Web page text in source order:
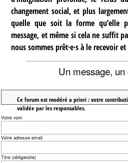
changement social, et plus
quelle que soit la forme qu’elle
message, et même si cela ne suffit
nous sommes prêt·e·s à le recevoir
Un message,
Ce forum est modéré a priori : votre
validée par les responsables.
Votre nom
Votre adresse email
Titre (obligatoire)